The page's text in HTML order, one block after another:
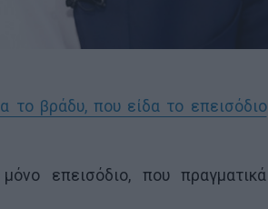
το βράδυ, που είδα το επεισόδιο
επεισόδιο, που πραγματικά